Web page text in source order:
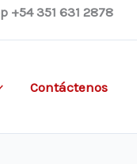
+54 351 631 2878
Contáctenos